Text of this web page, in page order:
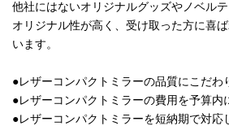
他社にはないオリジナルグッズやノベルテ
オリジナル性が高く、受け取った方に喜
います。
●レザーコンパクトミラーの品質にこだわ
●レザーコンパクトミラーの費用を予算内
●レザーコンパクトミラーを短納期で対応